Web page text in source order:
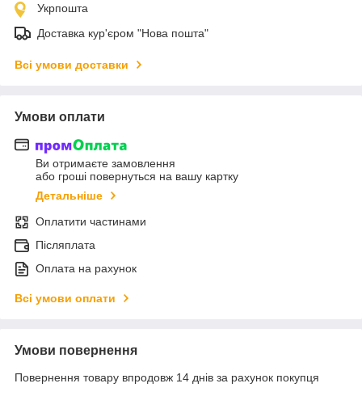
Укрпошта
Доставка кур'єром "Нова пошта"
Всі умови доставки
Умови оплати
Ви отримаєте замовлення
або гроші повернуться на вашу картку
Детальніше
Оплатити частинами
Післяплата
Оплата на рахунок
Всі умови оплати
Умови повернення
Повернення товару впродовж 14 днів за рахунок покупця